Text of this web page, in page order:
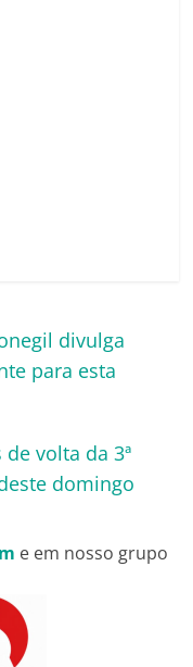
divulga
para esta
volta da 3ª
domingo
e em nosso grupo